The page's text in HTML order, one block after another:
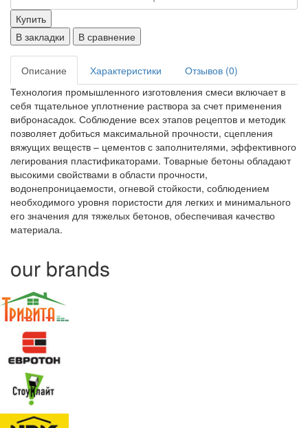
Купить
В закладки
В сравнение
Описание Характеристики
Отзывов (0)
Технология промышленного изготовления смеси включает в
себя тщательное уплотнение раствора за счет применения
вибронасадок. Соблюдение всех этапов рецептов и методик
позволяет добиться максимальной прочности, сцепления
вяжущих веществ – цементов с заполнителями, эффективного
легирования пластификаторами. Товарные бетоны обладают
высокими свойствами в области прочности,
водонепроницаемости, огневой стойкости, соблюдением
необходимого уровня пористости для легких и минимального
его значения для тяжелых бетонов, обеспечивая качество
материала.
our brands